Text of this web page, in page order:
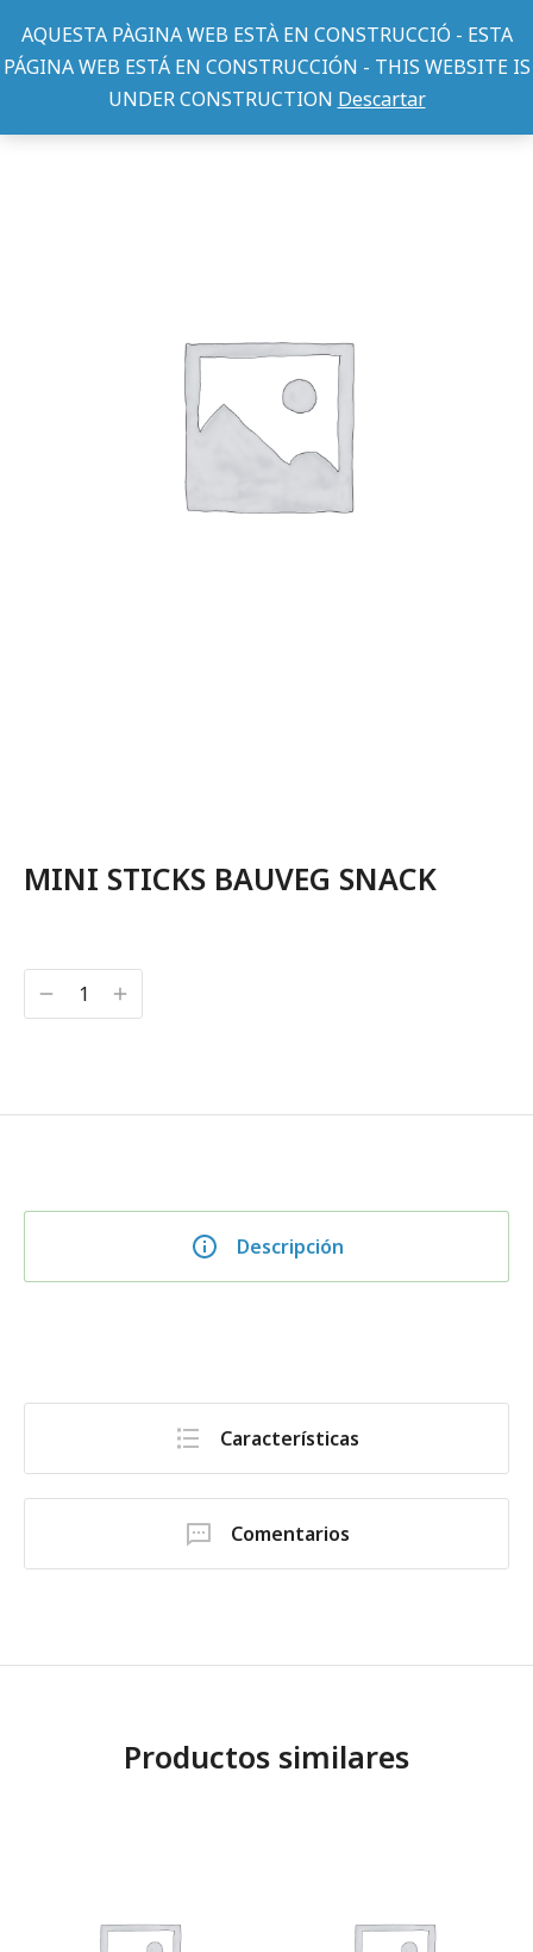
AQUESTA PÀGINA WEB ESTÀ EN CONSTRUCCIÓ - ESTA
PÁGINA WEB ESTÁ EN CONSTRUCCIÓN - THIS WEBSITE IS
UNDER CONSTRUCTION Descartar
MINI STICKS BAUVEG SNACK
Descripción
Características
Comentarios
Productos similares